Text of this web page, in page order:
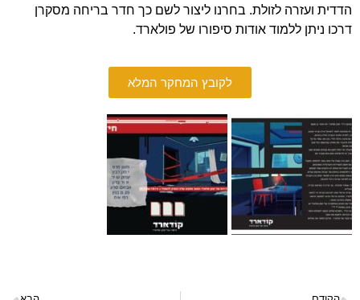
הדדית ועזרה לזולת. בחרנו ליצור לשם כך חדר בריחה מסקרן
דרכו ניתן ללמוד אודות סיפורו של פולארד.
לקובץ המחקר המלא